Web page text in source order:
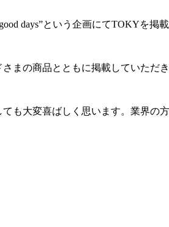
good days”という企画にてTOKYを
まの商品とともに掲載していただき
も大変喜ばしく思います。業界の